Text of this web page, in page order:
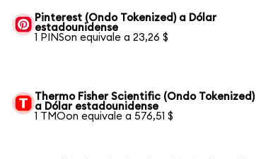
Pinterest (Ondo Tokenized) a Dólar
estadounidense
1 PINSon equivale a 23,26 $
Thermo Fisher Scientific (Ondo Tokenized)
a Dólar estadounidense
1 TMOon equivale a 576,51 $